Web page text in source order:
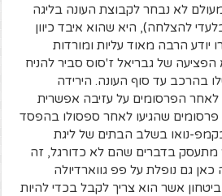
לא נבחר לקבוצת העונה בליגה
להצלחה), היא שהוא איבד כיוון
יודע הרבה מאוד עליות ומורדות
של גבריאל ז'סוס סביר להניח
בהרכב עד סוף העונה. הירידה
לאחר הפרסומים על עזיבה אפשרית
שהגיעו לאחר ספסולו בהפסד
בקמפ-נואו בשלב הבתים של ליגת
מתעסק בדברים שהם לא כדורגל, זה
גם נופלת על פפ גווארדיולה
אשר הוא צריך לקבל בכדי להיות